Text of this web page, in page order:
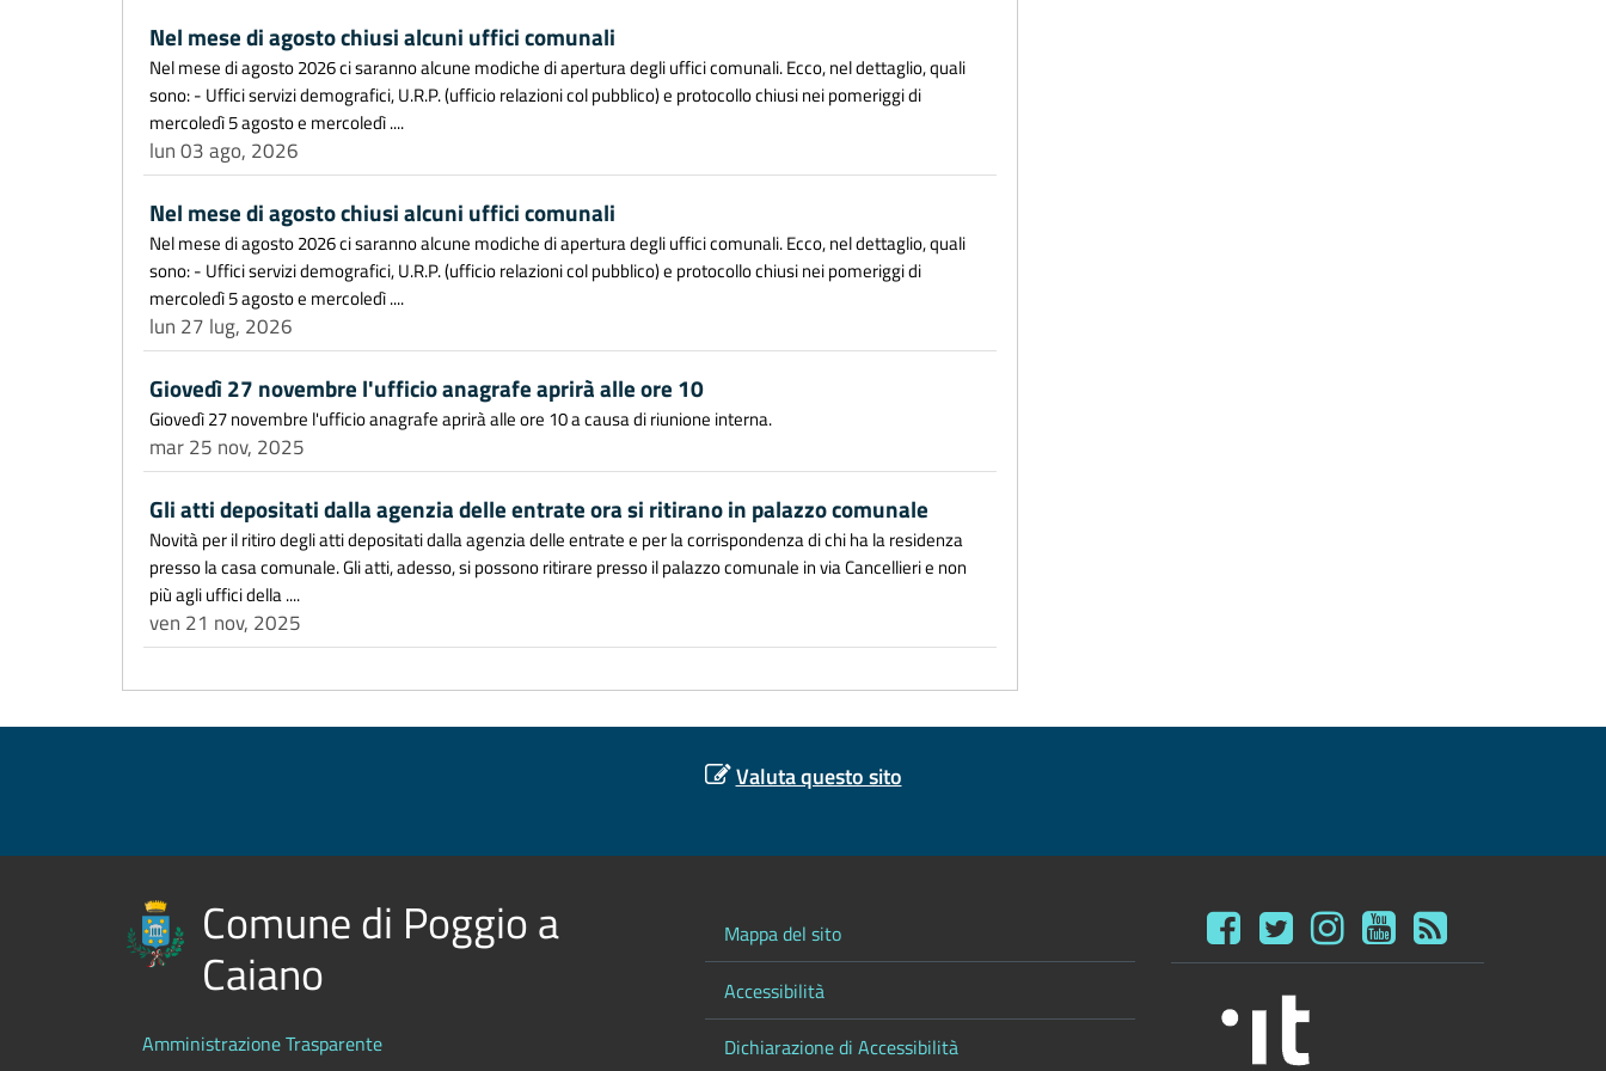
Nel mese di agosto chiusi alcuni uffici comunali
Nel mese di agosto 2026 ci saranno alcune modiche di apertura degli uffici comunali. Ecco, nel dettaglio, quali
sono: - Uffici servizi demografici, U.R.P. (ufficio relazioni col pubblico) e protocollo chiusi nei pomeriggi di
mercoledì 5 agosto e mercoledì ....
lun 03 ago, 2026
Nel mese di agosto chiusi alcuni uffici comunali
Nel mese di agosto 2026 ci saranno alcune modiche di apertura degli uffici comunali. Ecco, nel dettaglio, quali
sono: - Uffici servizi demografici, U.R.P. (ufficio relazioni col pubblico) e protocollo chiusi nei pomeriggi di
mercoledì 5 agosto e mercoledì ....
lun 27 lug, 2026
Giovedì 27 novembre l'ufficio anagrafe aprirà alle ore 10
Giovedì 27 novembre l'ufficio anagrafe aprirà alle ore 10 a causa di riunione interna.
mar 25 nov, 2025
Gli atti depositati dalla agenzia delle entrate ora si ritirano in palazzo comunale
Novità per il ritiro degli atti depositati dalla agenzia delle entrate e per la corrispondenza di chi ha la residenza
presso la casa comunale. Gli atti, adesso, si possono ritirare presso il palazzo comunale in via Cancellieri e non
più agli uffici della ....
ven 21 nov, 2025
Valuta questo sito
Comune di Poggio a
Caiano
Amministrazione Trasparente
Mappa del sito
Accessibilità
Dichiarazione di Accessibilità